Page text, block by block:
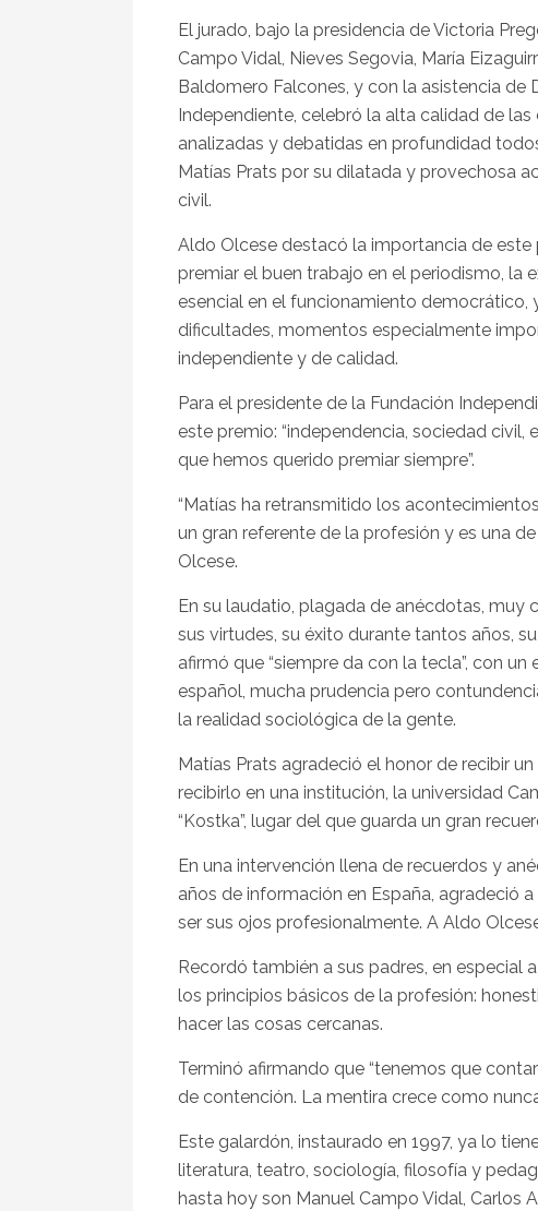
El jurado, bajo la presidencia de Victoria
Campo Vidal, Nieves Segovia, María
Baldomero Falcones, y con la asistencia de
Independiente, celebró la alta calidad de
analizadas y debatidas en profundidad
Matías Prats por su dilatada y provechosa
civil.
Aldo Olcese destacó la importancia de
premiar el buen trabajo en el periodismo, la
esencial en el funcionamiento
dificultades, momentos especialmente
independiente y de calidad.
Para el presidente de la Fundación
este premio: “independencia, sociedad
que hemos querido premiar siempre”.
“Matías ha retransmitido los
un gran referente de la profesión y es una
Olcese.
En su laudatio, plagada de anécdotas, muy
sus virtudes, su éxito durante tantos años,
afirmó que “siempre da con la tecla”, con
español, mucha prudencia pero
la realidad sociológica de la gente.
Matías Prats agradeció el honor de recibir
recibirlo en una institución, la universidad
“Kostka”, lugar del que guarda un gran
En una intervención llena de recuerdos y
años de información en España, agradeció
ser sus ojos profesionalmente. A Aldo
Recordó también a sus padres, en especial
los principios básicos de la profesión:
hacer las cosas cercanas.
Terminó afirmando que “tenemos que
de contención. La mentira crece como
Este galardón, instaurado en 1997, ya lo
literatura, teatro, sociología, filosofía y
hasta hoy son Manuel Campo Vidal, Carlos